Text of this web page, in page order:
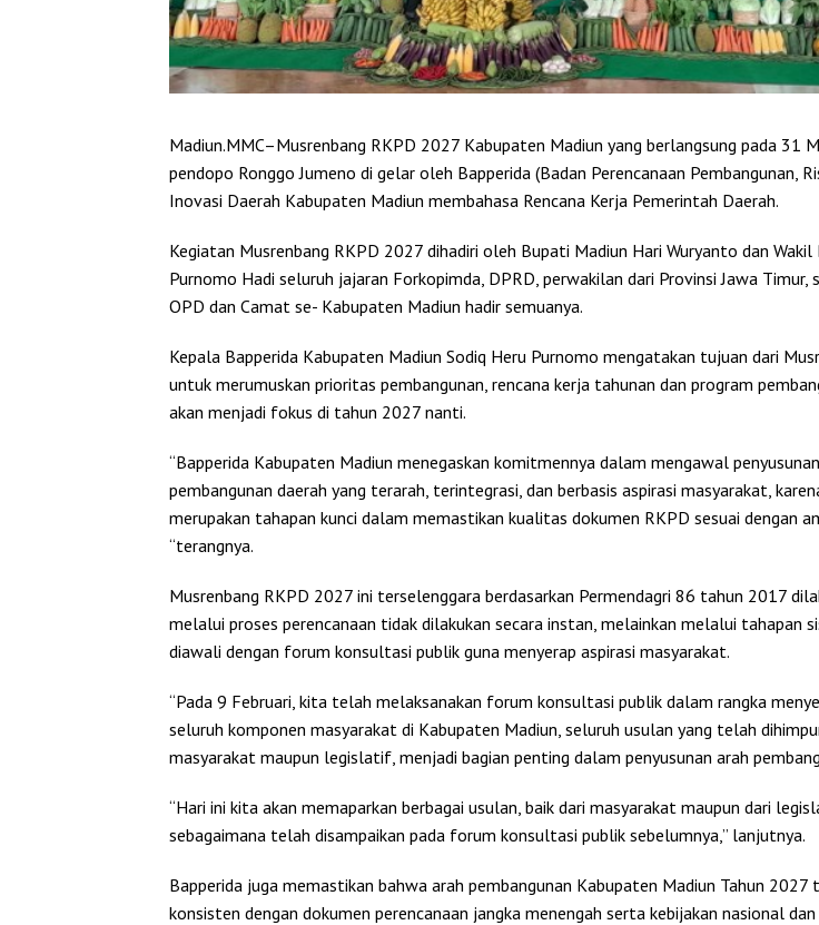
Madiun.MMC–Musrenbang RKPD 2027 Kabupaten Madiun yang berlangsung pada 31
pendopo Ronggo Jumeno di gelar oleh Bapperida (Badan Perencanaan Pembangunan,
Inovasi Daerah Kabupaten Madiun membahasa Rencana Kerja Pemerintah Daerah.
Kegiatan Musrenbang RKPD 2027 dihadiri oleh Bupati Madiun Hari Wuryanto dan Wakil
Purnomo Hadi seluruh jajaran Forkopimda, DPRD, perwakilan dari Provinsi Jawa Timur,
OPD dan Camat se- Kabupaten Madiun hadir semuanya.
Kepala Bapperida Kabupaten Madiun Sodiq Heru Purnomo mengatakan tujuan dari
untuk merumuskan prioritas pembangunan, rencana kerja tahunan dan program
akan menjadi fokus di tahun 2027 nanti.
“Bapperida Kabupaten Madiun menegaskan komitmennya dalam mengawal
pembangunan daerah yang terarah, terintegrasi, dan berbasis aspirasi masyarakat,
merupakan tahapan kunci dalam memastikan kualitas dokumen RKPD sesuai dengan
“terangnya.
Musrenbang RKPD 2027 ini terselenggara berdasarkan Permendagri 86 tahun 2017
melalui proses perencanaan tidak dilakukan secara instan, melainkan melalui tahapan
diawali dengan forum konsultasi publik guna menyerap aspirasi masyarakat.
“Pada 9 Februari, kita telah melaksanakan forum konsultasi publik dalam rangka
seluruh komponen masyarakat di Kabupaten Madiun, seluruh usulan yang telah
masyarakat maupun legislatif, menjadi bagian penting dalam penyusunan arah
“Hari ini kita akan memaparkan berbagai usulan, baik dari masyarakat maupun dari
sebagaimana telah disampaikan pada forum konsultasi publik sebelumnya,” lanjutnya.
Bapperida juga memastikan bahwa arah pembangunan Kabupaten Madiun Tahun 2027
konsisten dengan dokumen perencanaan jangka menengah serta kebijakan nasional dan